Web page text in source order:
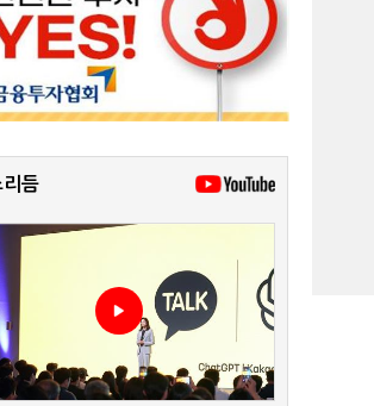
리듬